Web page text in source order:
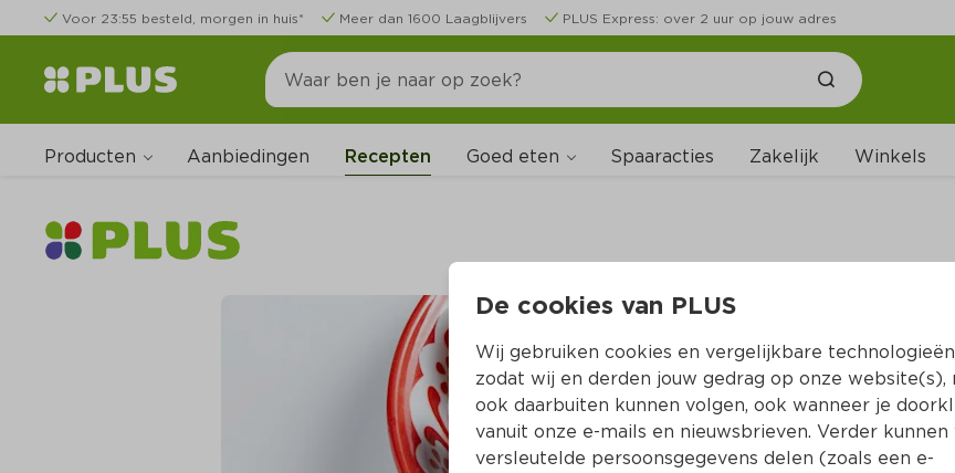
Voor 23:55 besteld, morgen in huis* Meer dan 1600 Laagblijvers PLUS Express: over 2 uur op jouw adres
Producten Aanbiedingen Recepten Goed eten Spaaracties Zakelijk Winkels
De cookies van PLUS
Wij gebruiken cookies en vergelijkbare
zodat wij en derden jouw gedrag op onze website(s),
ook daarbuiten kunnen volgen, ook wanneer je
vanuit onze e-mails en nieuwsbrieven. Verder kunnen
versleutelde persoonsgegevens delen (zoals een e-